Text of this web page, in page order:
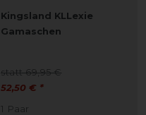
Kingsland KLLexie
Gamaschen
statt 69,95 €
52,50 € *
1 Paar